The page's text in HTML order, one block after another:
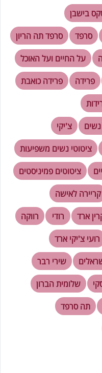
בישבן
סרפד
סרפד תה הריון
על החיים ועל האוכל
פרידה
פרידה כואבת
צ'יקי
ציטוטי נשים משפיעות
ציטוטים פמיניסטים
קריירה לאישה
ארד רודי
רווקה
רועי צ'יקי ארד
שירי רבר
שלומית הברון
תה סרפד